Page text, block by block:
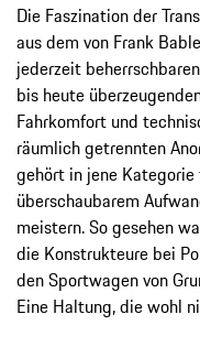
Die Faszination der
aus dem von Frank
jederzeit
bis heute
Fahrkomfort und
räumlich getrennten
gehört in jene
überschaubarem
meistern. So gesehen
die Konstrukteure bei
den Sportwagen von
Eine Haltung, die wohl